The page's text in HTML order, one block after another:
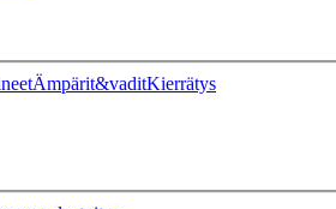
Ämpärit&vaditKierrätys